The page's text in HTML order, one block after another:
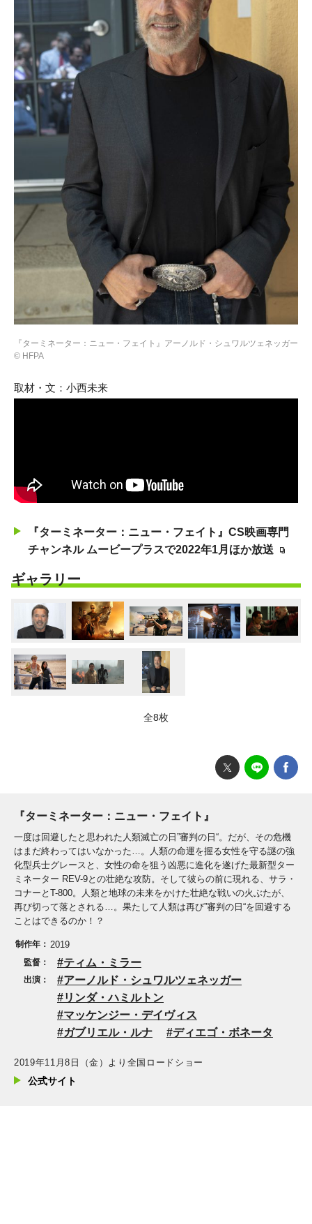
『ターミネーター：ニュー・フェイト』アーノルド・シュワルツェネッガー
© HFPA
取材・文：小西未来
『ターミネーター：ニュー・フェイト』CS映画専門
チャンネル ムービープラスで2022年1月ほか放送
ギャラリー
全8枚
『ターミネーター：ニュー・フェイト』
一度は回避したと思われた人類滅亡の日”審判の日“。だが、その危機
はまだ終わってはいなかった…。人類の命運を握る女性を守る謎の強
化型兵士グレースと、女性の命を狙う凶悪に進化を遂げた最新型ター
ミネーター REV-9との壮絶な攻防。そして彼らの前に現れる、サラ・
コナーとT-800。人類と地球の未来をかけた壮絶な戦いの火ぶたが、
再び切って落とされる…。果たして人類は再び”審判の日“を回避する
ことはできるのか！？
制作年： 2019
監督： ティム・ミラー
出演：
アーノルド・シュワルツェネッガー
リンダ・ハミルトン
マッケンジー・デイヴィス
ガブリエル・ルナ
ディエゴ・ボネータ
2019年11月8日（金）より全国ロードショー
公式サイト